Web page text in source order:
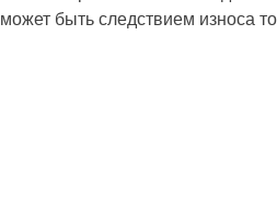
быть следствием износа